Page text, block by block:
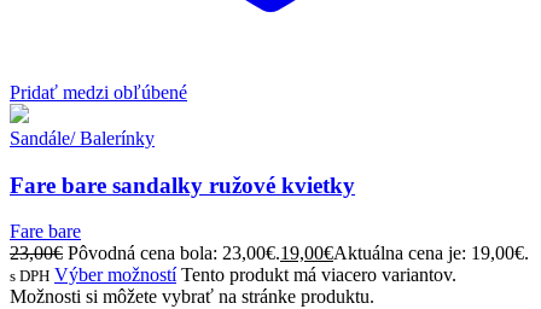
Pridať medzi obľúbené
Sandále/ Balerínky
Fare bare sandalky ružové kvietky
Fare bare
23,00€ Pôvodná cena bola: 23,00€.19,00€Aktuálna cena je: 19,00€.
s DPH Výber možností Tento produkt má viacero variantov.
Možnosti si môžete vybrať na stránke produktu.